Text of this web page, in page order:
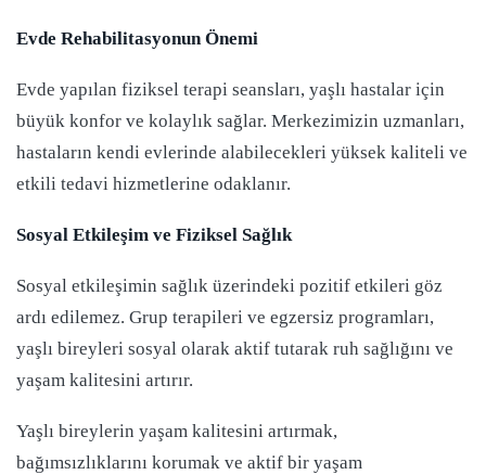
Evde Rehabilitasyonun Önemi
Evde yapılan fiziksel terapi seansları, yaşlı hastalar için
büyük konfor ve kolaylık sağlar. Merkezimizin uzmanları,
hastaların kendi evlerinde alabilecekleri yüksek kaliteli ve
etkili tedavi hizmetlerine odaklanır.
Sosyal Etkileşim ve Fiziksel Sağlık
Sosyal etkileşimin sağlık üzerindeki pozitif etkileri göz
ardı edilemez. Grup terapileri ve egzersiz programları,
yaşlı bireyleri sosyal olarak aktif tutarak ruh sağlığını ve
yaşam kalitesini artırır.
Yaşlı bireylerin yaşam kalitesini artırmak,
bağımsızlıklarını korumak ve aktif bir yaşam